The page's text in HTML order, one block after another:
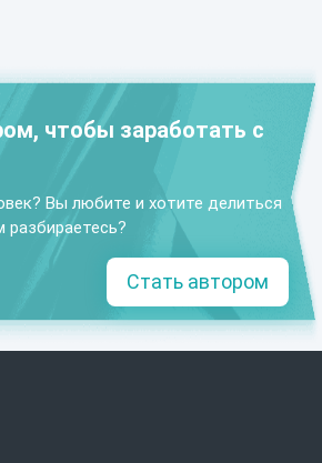
чтобы заработать с
Вы любите и хотите делиться
Стать автором